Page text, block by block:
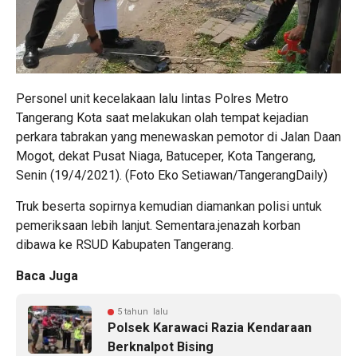
Personel unit kecelakaan lalu lintas Polres Metro
Tangerang Kota saat melakukan olah tempat kejadian
perkara tabrakan yang menewaskan pemotor di Jalan Daan
Mogot, dekat Pusat Niaga, Batuceper, Kota Tangerang,
Senin (19/4/2021). (Foto Eko Setiawan/TangerangDaily)
Truk beserta sopirnya kemudian diamankan polisi untuk
pemeriksaan lebih lanjut. Sementara.jenazah korban
dibawa ke RSUD Kabupaten Tangerang.
Baca Juga
5 tahun lalu
Polsek Karawaci Razia Kendaraan
Berknalpot Bising